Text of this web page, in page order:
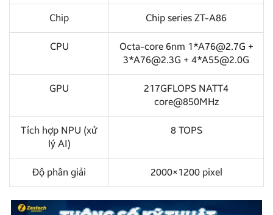
Chip Chip series ZT-A86
CPU
Octa-core 6nm 1*A76@2.7G +
3*A76@2.3G + 4*A55@2.0G
GPU
217GFLOPS NATT4
core@850MHz
Tích hợp NPU (xử
lý AI)
8 TOPS
Độ phân giải 2000×1200 pixel